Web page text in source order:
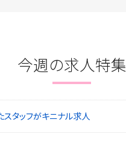
今週の求人特集
スタッフがキニナル求人